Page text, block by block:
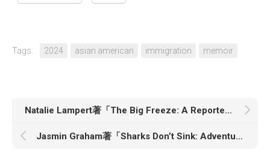
Tags: 2024 asian american immigration memoir
Natalie Lampert著「The Big Freeze: A Reporter’s Personal Journey into the World of Egg Freezing and the Quest to Control Our Fertility」
Jasmin Graham著「Sharks Don’t Sink: Adventures of a Rogue Shark Scientist」